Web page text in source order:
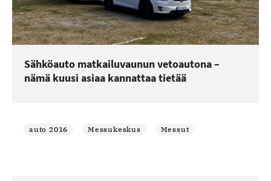
Sähköauto matkailuvaunun vetoautona –
nämä kuusi asiaa kannattaa tietää
auto 2016 Messukeskus Messut